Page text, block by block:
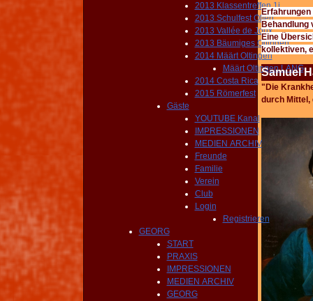
2013 Klassentreffen 1i
2013 Schulfest Olten
2013 Vallée de Joux
2013 Bäumiges Oltingen
2014 Määrt Oltingen
Määrt Oltingen LANG
2014 Costa Rica
2015 Römerfest
Gäste
YOUTUBE Kanal
IMPRESSIONEN
MEDIEN ARCHIV
Freunde
Familie
Verein
Club
Login
Registrieren
GEORG
START
PRAXIS
IMPRESSIONEN
MEDIEN ARCHIV
GEORG
Erfahrungen
Behandlung
Eine
kollektiven,
Samuel
"Die
durch Mittel,